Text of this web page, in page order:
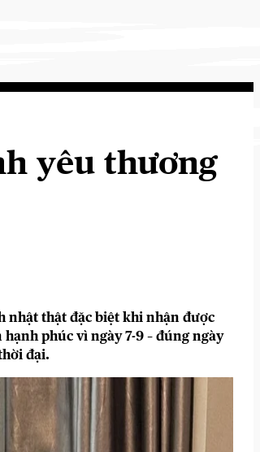
yêu thương
nhật thật đặc biệt khi nhận được
phúc vì ngày 7-9 – đúng ngày
đại.